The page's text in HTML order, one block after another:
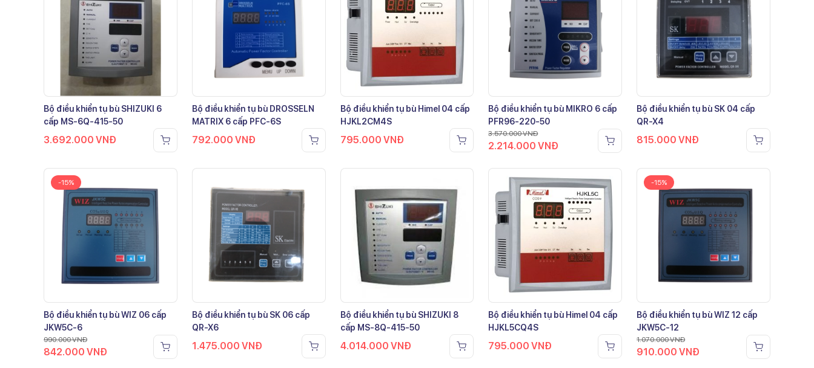
Bộ điều khiển tụ bù SHIZUKI 6
cấp MS-6Q-415-50
3.692.000 VNĐ
Bộ điều khiển tụ bù DROSSELN
MATRIX 6 cấp PFC-6S
792.000 VNĐ
Bộ điều khiển tụ bù Himel 04 cấp
HJKL2CM4S
795.000 VNĐ
Bộ điều khiển tụ bù MIKRO 6 cấp
PFR96-220-50
3.570.000VNĐ
2.214.000VNĐ
Bộ điều khiển tụ bù SK 04 cấp
QR-X4
815.000VNĐ
-15%
Bộ điều khiển tụ bù WIZ 06 cấp
JKW5C-6
990.000VNĐ
842.000 VNĐ
Bộ điều khiển tụ bù SK 06 cấp
QR-X6
1.475.000 VNĐ
Bộ điều khiển tụ bù SHIZUKI 8
cấp MS-8Q-415-50
4.014.000 VNĐ
Bộ điều khiển tụ bù Himel 04 cấp
HJKL5CQ4S
795.000VNĐ
-15%
Bộ điều khiển tụ bù WIZ 12 cấp
JKW5C-12
1.070.000VNĐ
910.000VNĐ